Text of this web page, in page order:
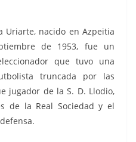
Uriarte, nacido en Azpeitia
de 1953, fue un
que tuvo una
truncada por las
jugador de la S. D. Llodio,
de la Real Sociedad y el